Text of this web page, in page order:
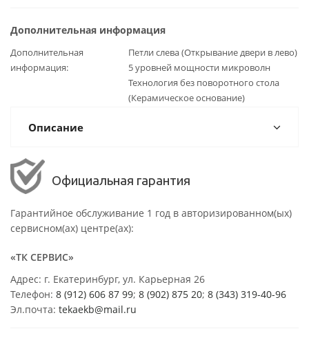
Дополнительная информация
Дополнительная
информация
Петли слева (Открывание двери в лево)
5 уровней мощности микроволн
Технология без поворотного стола
(Керамическое основание)
Описание
Официальная гарантия
Гарантийное обслуживание 1 год в авторизированном(ых)
сервисном(ах) центре(ах):
«ТК СЕРВИС»
Адрес: г. Екатеринбург, ул. Карьерная 26
Телефон: 8 (912) 606 87 99; 8 (902) 875 20; 8 (343) 319-40-96
Эл.почта: tekaekb@mail.ru